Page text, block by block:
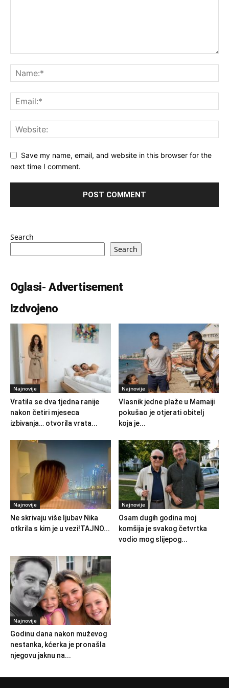
Save my name, email, and website in this browser for the
next time I comment.
Search
Search
Oglasi- Advertisement
Izdvojeno
Najnovije
Vratila se dva tjedna ranije
nakon četiri mjeseca
izbivanja… otvorila vrata...
Najnovije
Vlasnik jedne plaže u Mamaiji
pokušao je otjerati obitelj
koja je...
Najnovije
Ne skrivaju više ljubav Nika
otkrila s kim je u vezi!TAJNO...
Najnovije
Osam dugih godina moj
komšija je svakog četvrtka
vodio mog slijepog...
Najnovije
Godinu dana nakon muževog
nestanka, kćerka je pronašla
njegovu jaknu na...